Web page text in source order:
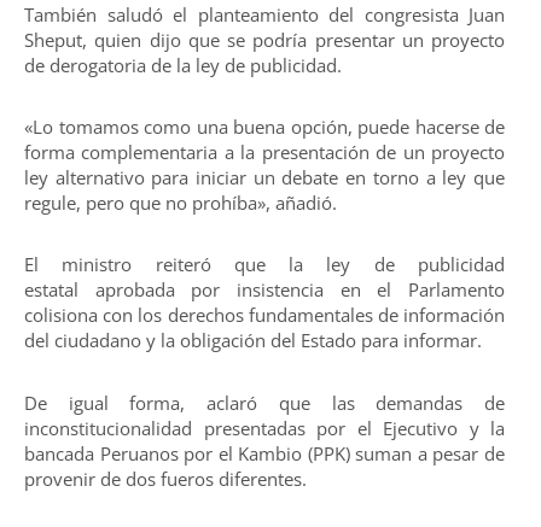
También saludó el planteamiento del congresista Juan
Sheput, quien dijo que se podría presentar un proyecto
de derogatoria de la ley de publicidad.
«Lo tomamos como una buena opción, puede hacerse de
forma complementaria a la presentación de un proyecto
ley alternativo para iniciar un debate en torno a ley que
regule, pero que no prohíba», añadió.
El ministro reiteró que la ley de publicidad
estatal aprobada por insistencia en el Parlamento
colisiona con los derechos fundamentales de información
del ciudadano y la obligación del Estado para informar.
De igual forma, aclaró que las demandas de
inconstitucionalidad presentadas por el Ejecutivo y la
bancada Peruanos por el Kambio (PPK) suman a pesar de
provenir de dos fueros diferentes.